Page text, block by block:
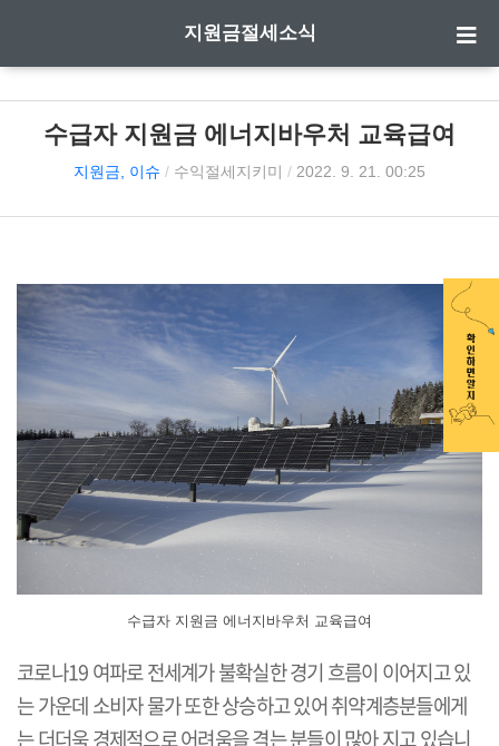
지원금절세소식
수급자 지원금 에너지바우처 교육급여
지원금, 이슈 / 수익절세지키미 / 2022. 9. 21. 00:25
수급자 지원금 에너지바우처 교육급여
코로나19 여파로 전세계가 불확실한 경기 흐름이 이어지고 있
는 가운데 소비자 물가 또한 상승하고 있어 취약계층분들에게
는 더더욱 경제적으로 어려움을 격는 분들이 많아 지고 있습니